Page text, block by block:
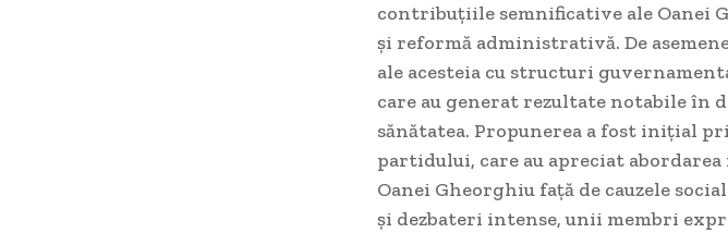
contribuțiile semnificative ale Oanei
și reformă administrativă. De
ale acesteia cu structuri
care au generat rezultate notabile în
sănătatea. Propunerea a fost inițial
partidului, care au apreciat
Oanei Gheorghiu față de cauzele
și dezbateri intense, unii membri